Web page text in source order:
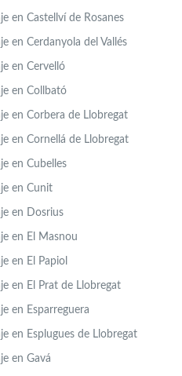
en Castellví de Rosanes
en Cerdanyola del Vallés
en Cervelló
en Collbató
en Corbera de Llobregat
en Cornellá de Llobregat
en Cubelles
en Cunit
en Dosrius
en El Masnou
en El Papiol
en El Prat de Llobregat
en Esparreguera
en Esplugues de Llobregat
en Gavá